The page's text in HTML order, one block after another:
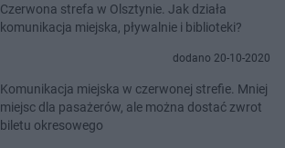
Czerwona strefa w Olsztynie. Jak działa
komunikacja miejska, pływalnie i biblioteki?
dodano 20-10-2020
Komunikacja miejska w czerwonej strefie. Mniej
miejsc dla pasażerów, ale można dostać zwrot
biletu okresowego